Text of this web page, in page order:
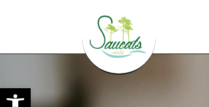
Ouvrir la barre d’outils